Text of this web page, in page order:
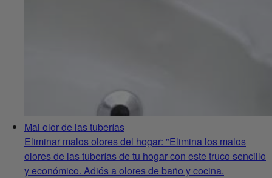
Mal olor de las tuberías
Eliminar malos olores del hogar: "Elimina los malos
olores de las tuberías de tu hogar con este truco sencillo
y económico. Adiós a olores de baño y cocina.